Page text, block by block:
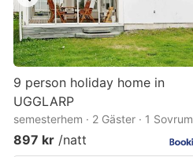
9 person holiday home in
UGGLARP
semesterhem · 2 Gäster · 1 Sovrum
897 kr /natt